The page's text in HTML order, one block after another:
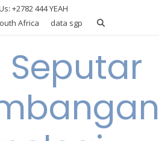
+2782 444 YEAH
Africa
data sgp
Seputar